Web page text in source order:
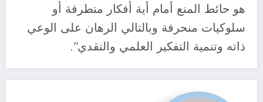
هو حائط المنع أمام أية أفكار متطرفة أو
سلوكيات منحرفة وبالتالي الرهان على الوعي
ذاته وتنمية التفكير العلمي والنقدي”.